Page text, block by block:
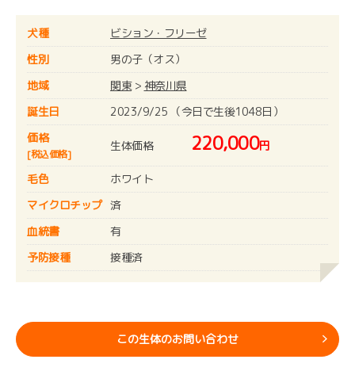
犬種
ビション・フリーゼ
性別
男の子（オス）
地域
関東> 神奈川県
誕生日
2023/9/25 （今日で生後1048日）
価格
[税込価格]
生体価格 220,000円
毛色
ホワイト
マイクロチップ 済
血統書
有
予防接種
接種済
この生体のお問い合わせ